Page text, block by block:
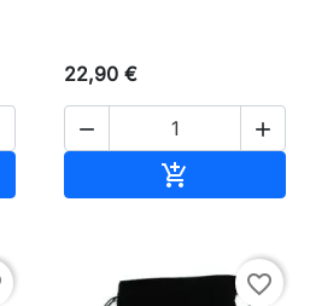
22,90 €
 

favorite_border